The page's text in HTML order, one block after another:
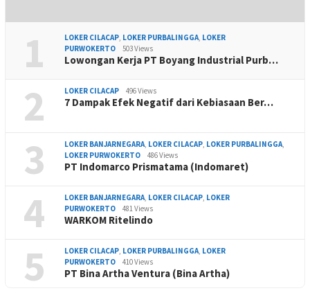
1 LOKER CILACAP, LOKER PURBALINGGA, LOKER
PURWOKERTO
503 Views
Lowongan Kerja PT Boyang Industrial Purb…
2 LOKER CILACAP 496 Views
7 Dampak Efek Negatif dari Kebiasaan Ber…
3 LOKER BANJARNEGARA, LOKER CILACAP, LOKER PURBALINGGA,
LOKER PURWOKERTO
486 Views
PT Indomarco Prismatama (Indomaret)
4 LOKER BANJARNEGARA, LOKER CILACAP, LOKER
PURWOKERTO
481 Views
WARKOM Ritelindo
5 LOKER CILACAP, LOKER PURBALINGGA, LOKER
PURWOKERTO
410 Views
PT Bina Artha Ventura (Bina Artha)